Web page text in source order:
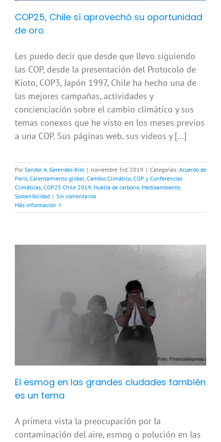
COP25, Chile sí aprovechó su oportunidad
de oro
Les puedo decir que desde que llevo siguiendo
las COP, desde la presentación del Protocolo de
Kioto, COP3, Japón 1997, Chile ha hecho una de
las mejores campañas, actividades y
concienciación sobre el cambio climático y sus
temas conexos que he visto en los meses previos
a una COP. Sus páginas web, sus videos y [...]
Por Sandor A. Gerendas-Kiss | noviembre 3rd, 2019 | Categorías: Acuerdo de
París, Calentamiento global, Cambio Climático, COP y Conferencias
Climáticas, COP25 Chile 2019, Huella de carbono, Medioambiente,
Sostenibilidad | Sin comentarios
Más información
El esmog en las grandes ciudades también
es un tema
A primera vista la preocupación por la
contaminación del aire, esmog o polución en las